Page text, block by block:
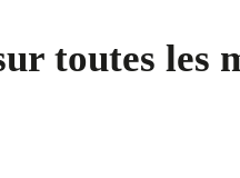
toutes les